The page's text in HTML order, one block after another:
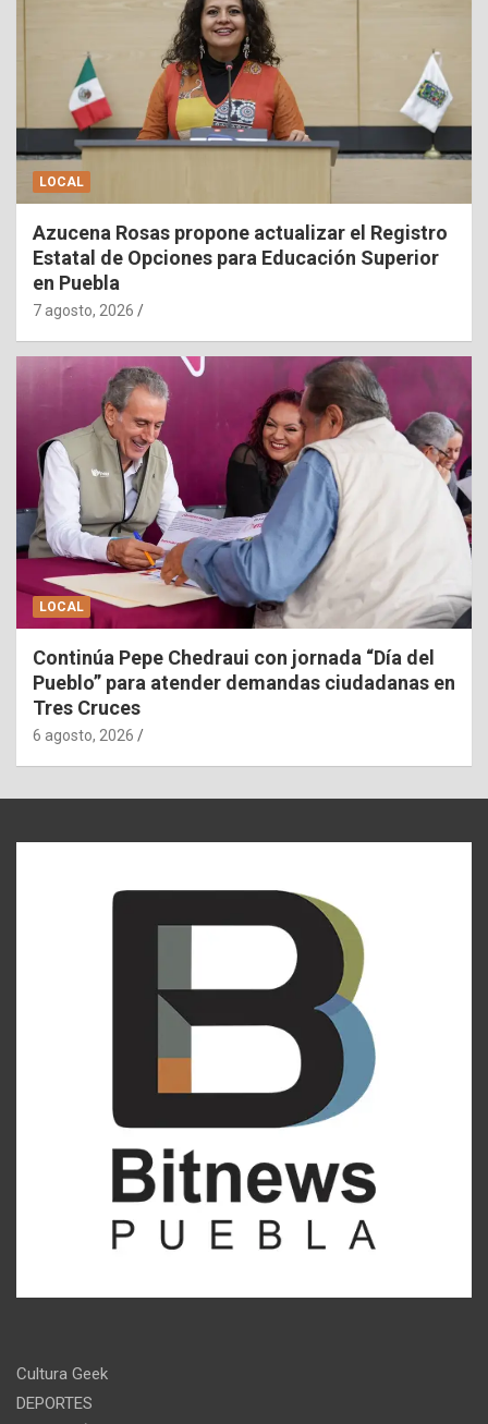
LOCAL
Azucena Rosas propone actualizar el Registro
Estatal de Opciones para Educación Superior
en Puebla
7 agosto, 2026
LOCAL
Continúa Pepe Chedraui con jornada “Día del
Pueblo” para atender demandas ciudadanas en
Tres Cruces
6 agosto, 2026
Cultura Geek
DEPORTES